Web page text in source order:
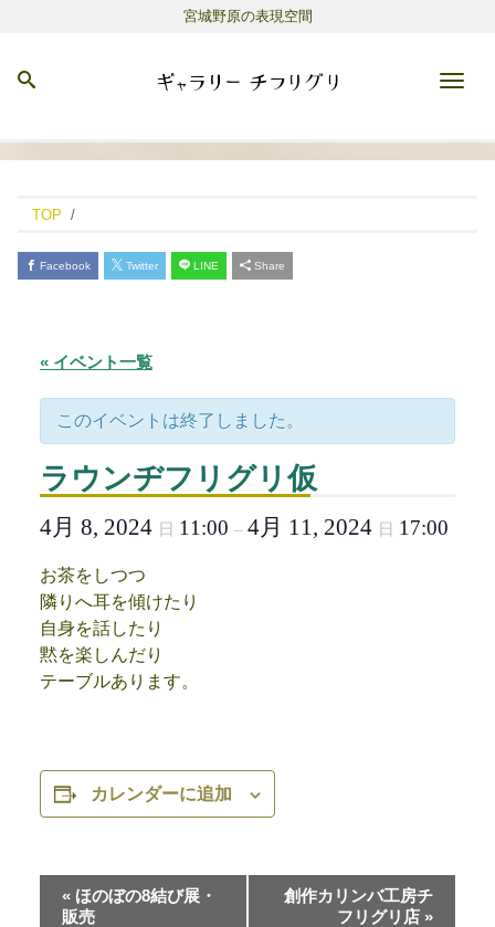
宮城野原の表現空間
TOP
Facebook Twitter LINE Share
« イベント一覧
このイベントは終了しました。
ラウンヂフリグリ仮
4月 8, 2024 日 11:00 – 4月 11, 2024 日 17:00
お茶をしつつ
隣りへ耳を傾けたり
自身を話したり
黙を楽しんだり
テーブルあります。
カレンダーに追加
« ほのぼの8結び展・
販売
創作カリンバ工房チ
フリグリ店 »